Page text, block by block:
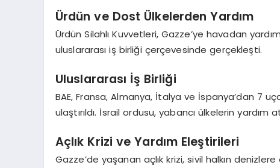
Ürdün ve Dost Ülkelerden Yardım
Ürdün Silahlı Kuvvetleri, Gazze’ye havadan
uluslararası iş birliği çerçevesinde gerçekleşti.
Uluslararası İş Birliği
BAE, Fransa, Almanya, İtalya ve İspanya’dan 7
ulaştırıldı. İsrail ordusu, yabancı ülkelerin yardım
Açlık Krizi ve Yardım Eleştirileri
Gazze’de yaşanan açlık krizi, sivil halkın denizlere